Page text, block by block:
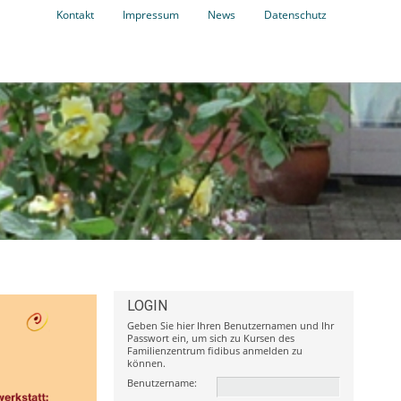
Kontakt Impressum News Datenschutz
LOGIN
Geben Sie hier Ihren Benutzernamen und Ihr
Passwort ein, um sich zu Kursen des
Familienzentrum fidibus anmelden zu
können.
Benutzername: